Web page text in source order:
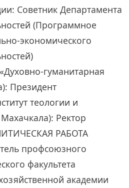
Советник Департамента
(Программное
экономического
гуманитарная
Президент
теологии и
Ректор
РАБОТА
профсоюзного
факультета
академии